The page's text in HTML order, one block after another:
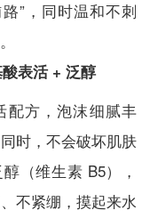
”，同时温和不刺
表活 + 泛醇
配方，泡沫细腻丰
时，不会破坏肌肤
（维生素 B5），
不紧绷，摸起来水